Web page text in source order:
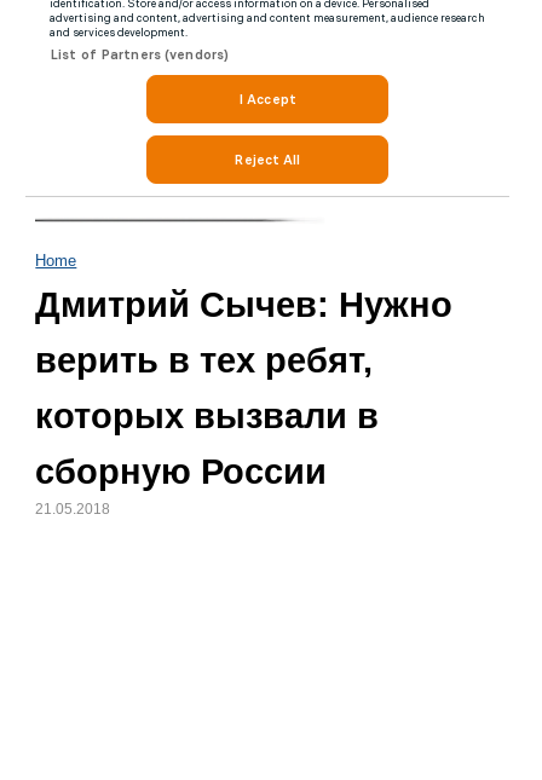
Home
Дмитрий Сычев: Нужно
верить в тех ребят,
которых вызвали в
сборную России
21.05.2018